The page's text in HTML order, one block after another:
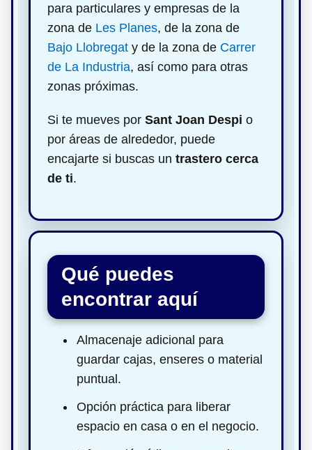
para particulares y empresas de la
zona de Les Planes, de la zona de
Bajo Llobregat y de la zona de Carrer
de La Industria, así como para otras
zonas próximas.
Si te mueves por Sant Joan Despi o
por áreas de alrededor, puede
encajarte si buscas un trastero cerca
de ti.
Qué puedes
encontrar aquí
Almacenaje adicional para
guardar cajas, enseres o material
puntual.
Opción práctica para liberar
espacio en casa o en el negocio.